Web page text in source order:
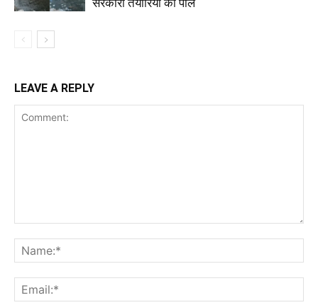
सरकारी तैयारियों की पोल
LEAVE A REPLY